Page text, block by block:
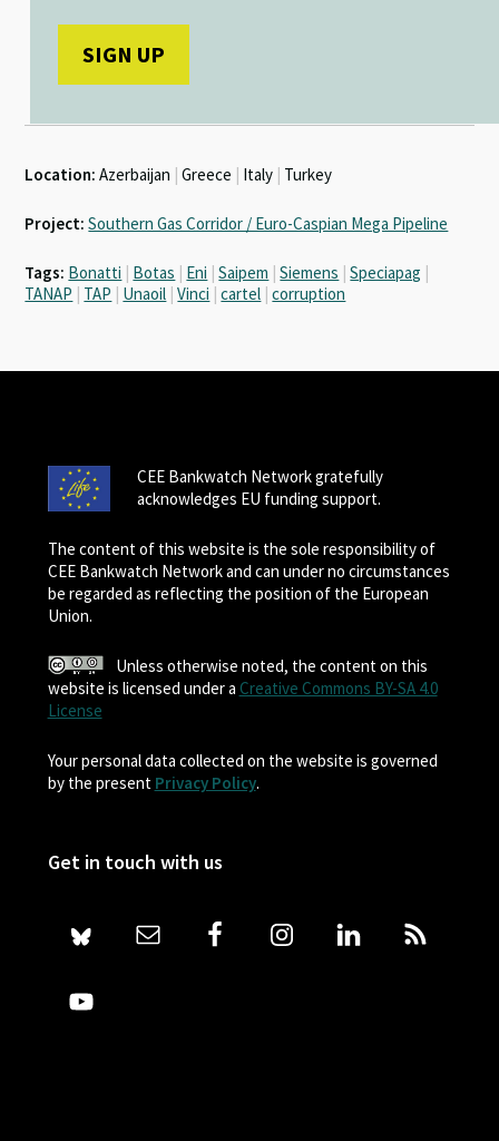
Location: Azerbaijan | Greece | Italy | Turkey
Project: Southern Gas Corridor / Euro-Caspian Mega Pipeline
Tags: Bonatti | Botas | Eni | Saipem | Siemens | Speciapag |
TANAP | TAP | Unaoil | Vinci | cartel | corruption
CEE Bankwatch Network gratefully
acknowledges EU funding support.
The content of this website is the sole responsibility of
CEE Bankwatch Network and can under no circumstances
be regarded as reflecting the position of the European
Union.
Unless otherwise noted, the content on this
website is licensed under a Creative Commons BY-SA 4.0
License
Your personal data collected on the website is governed
by the present Privacy Policy.
Get in touch with us